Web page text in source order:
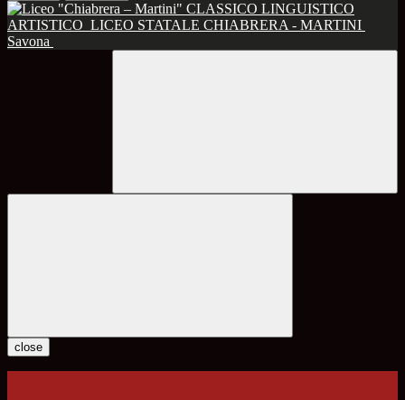
CLASSICO LINGUISTICO
ARTISTICO LICEO STATALE CHIABRERA - MARTINI
Savona
close